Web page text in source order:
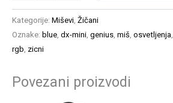
Kategorije: Miševi, Žičani
Oznake: blue, dx-mini, genius, miš, osvetljenja,
rgb, zicni
Povezani proizvodi